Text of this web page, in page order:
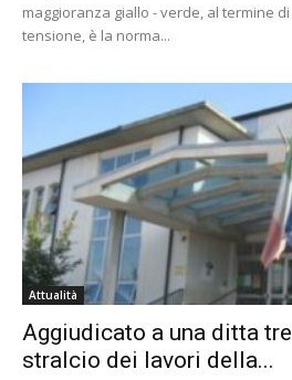
maggioranza giallo - verde, al termine
tensione, è la norma...
Attualità
Aggiudicato a una ditta
stralcio dei lavori della...